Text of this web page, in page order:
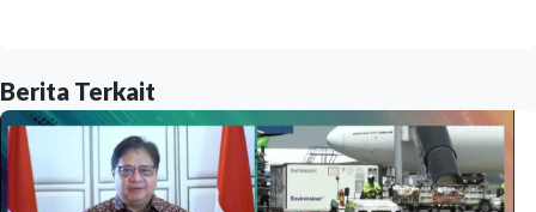
Berita Terkait